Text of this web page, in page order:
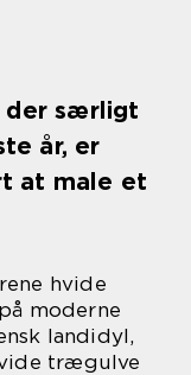
der særligt
år, er
at male et
hvide
moderne
landidyl,
trægulve